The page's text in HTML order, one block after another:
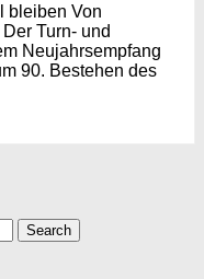
bleiben Von
Turn- und
Neujahrsempfang
90. Bestehen des